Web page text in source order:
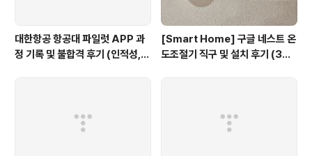
대한항공 항공대 파일럿 APP 과
정 기록 및 불합격 후기 (인적성,
[Smart Home] 구글 네스트 온
도조절기 직구 및 설치 후기 (3세